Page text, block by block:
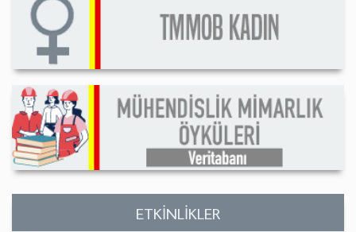
ETKİNLİKLER